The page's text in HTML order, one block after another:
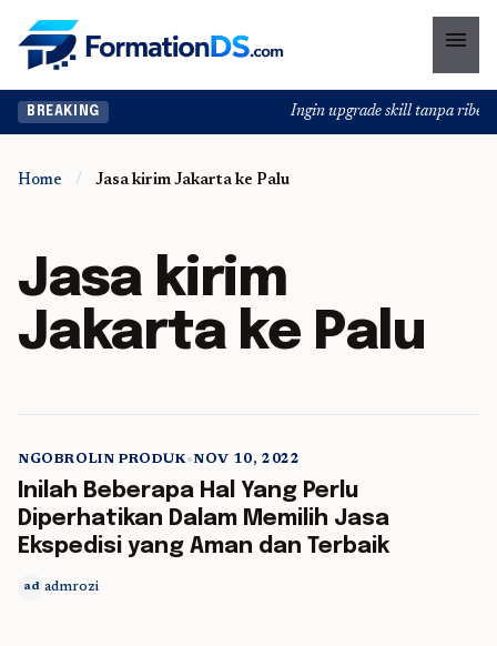
menu
BREAKING Ingin upgrade skill tanpa ribet?
Home / Jasa kirim Jakarta ke Palu
Jasa kirim
Jakarta ke Palu
NGOBROLIN PRODUK•NOV 10, 2022
Inilah Beberapa Hal Yang Perlu
Diperhatikan Dalam Memilih Jasa
Ekspedisi yang Aman dan Terbaik
ad admrozi